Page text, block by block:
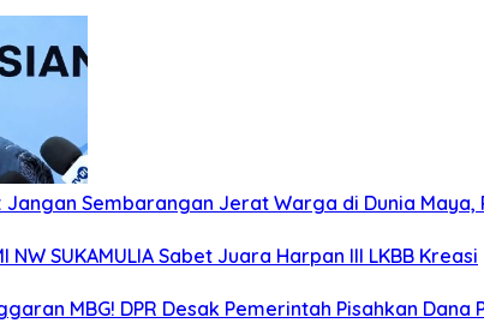
Jangan Sembarangan Jerat Warga di Dunia Maya,
NW SUKAMULIA Sabet Juara Harpan III LKBB Kreasi
MBG! DPR Desak Pemerintah Pisahkan Dana